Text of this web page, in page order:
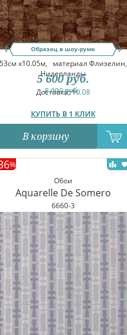
Образец в шоу-руме
x10.05м, материал Флизелин,
Нидерланды
Доставка:10.08
КУПИТЬ В 1 КЛИК
8 000руб.
5 600 руб.
В корзину
Обои
Aquarelle De Somero
6660-3
%